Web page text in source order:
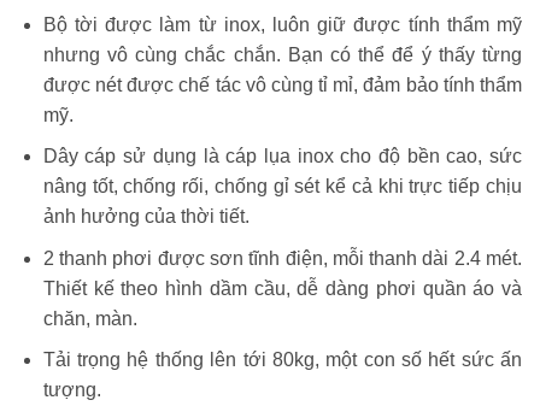
Bộ tời được làm từ inox, luôn giữ được tính thẩm mỹ
nhưng vô cùng chắc chắn. Bạn có thể để ý thấy từng
được nét được chế tác vô cùng tỉ mỉ, đảm bảo tính thẩm
mỹ.
Dây cáp sử dụng là cáp lụa inox cho độ bền cao, sức
nâng tốt, chống rối, chống gỉ sét kể cả khi trực tiếp chịu
ảnh hưởng của thời tiết.
2 thanh phơi được sơn tĩnh điện, mỗi thanh dài 2.4 mét.
Thiết kế theo hình dầm cầu, dễ dàng phơi quần áo và
chăn, màn.
Tải trọng hệ thống lên tới 80kg, một con số hết sức ấn
tượng.